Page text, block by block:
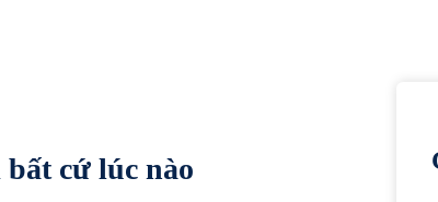
cứ lúc nào